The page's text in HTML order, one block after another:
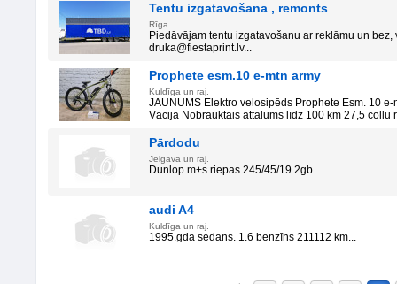
Tentu izgatavošana , remonts
Rīga
Piedāvājam tentu izgatavošanu ar reklāmu un
druka@fiestaprint.lv...
Prophete esm.10 e-mtn army
Kuldīga un raj.
JAUNUMS Elektro velosipēds Prophete Esm. 10
Vācijā Nobrauktais attālums līdz 100 km 27,5 collu
Pārdodu
Jelgava un raj.
Dunlop m+s riepas 245/45/19 2gb...
audi A4
Kuldīga un raj.
1995.gda sedans. 1.6 benzīns 211112 km...